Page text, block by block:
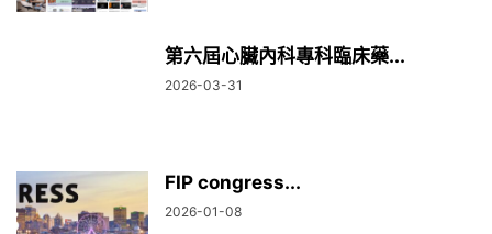
第六屆心臟內科專科臨床藥...
2026-03-31
FIP congress...
2026-01-08